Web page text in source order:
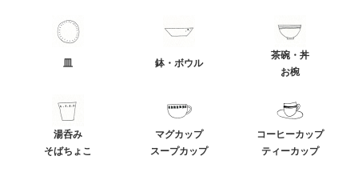
皿 鉢・ボウル
茶碗・丼
お椀
湯呑み
そばちょこ
マグカップ
スープカップ
コーヒーカップ
ティーカップ